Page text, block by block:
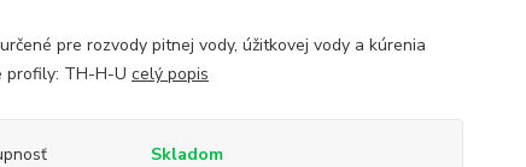
pre rozvody pitnej vody, úžitkovej vody a kúrenia
profily: TH-H-U celý popis
Skladom